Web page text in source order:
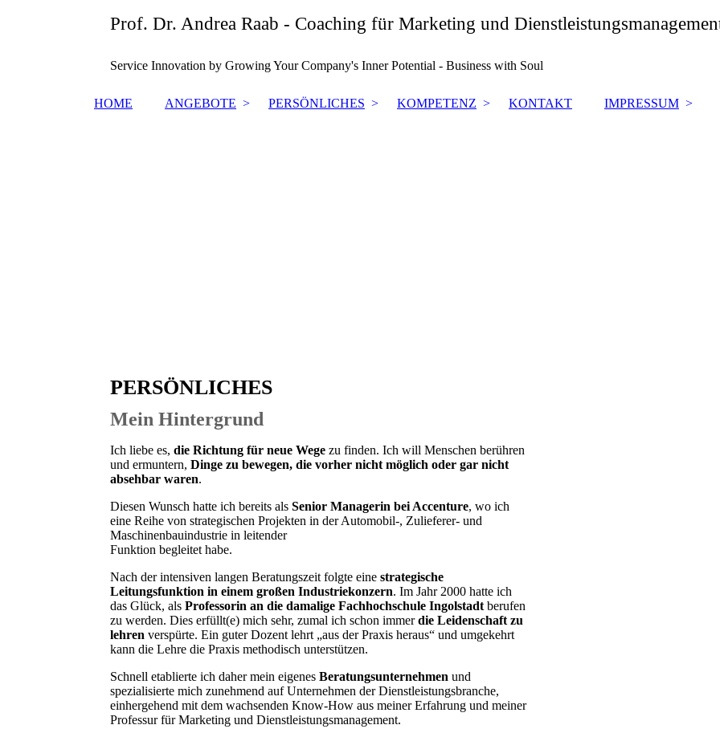
Prof. Dr. Andrea Raab - Coaching für Marketing und
Service Innovation by Growing Your Company's Inner Potential - Business with Soul
HOME ANGEBOTE PERSÖNLICHES KOMPETENZ KONTAKT IMPRESSUM
PERSÖNLICHES
Mein Hintergrund
Ich liebe es, die Richtung für neue Wege zu finden. Ich will Menschen berühren
und ermuntern, Dinge zu bewegen, die vorher nicht möglich oder gar nicht
absehbar waren.
Diesen Wunsch hatte ich bereits als Senior Managerin bei Accenture, wo ich
eine Reihe von strategischen Projekten in der Automobil-, Zulieferer- und
Maschinenbauindustrie in leitender
Funktion begleitet habe.
Nach der intensiven langen Beratungszeit folgte eine strategische
Leitungsfunktion in einem großen Industriekonzern. Im Jahr 2000 hatte ich
das Glück, als Professorin an die damalige Fachhochschule Ingolstadt berufen
zu werden. Dies erfüllt(e) mich sehr, zumal ich schon immerdie Leidenschaft zu
lehren verspürte. Ein guter Dozent lehrt „aus der Praxis heraus“ und umgekehrt
kann die Lehre die Praxis methodisch unterstützen.
Schnell etablierte ich daher mein eigenes Beratungsunternehmen und
spezialisierte mich zunehmend auf Unternehmen der Dienstleistungsbranche,
einhergehend mit dem wachsenden Know-How aus meiner Erfahrung und meiner
Professur für Marketing und Dienstleistungsmanagement.